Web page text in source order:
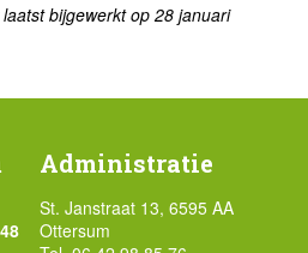
bijgewerkt op 28 januari
Administratie
St. Janstraat 13, 6595 AA
Ottersum